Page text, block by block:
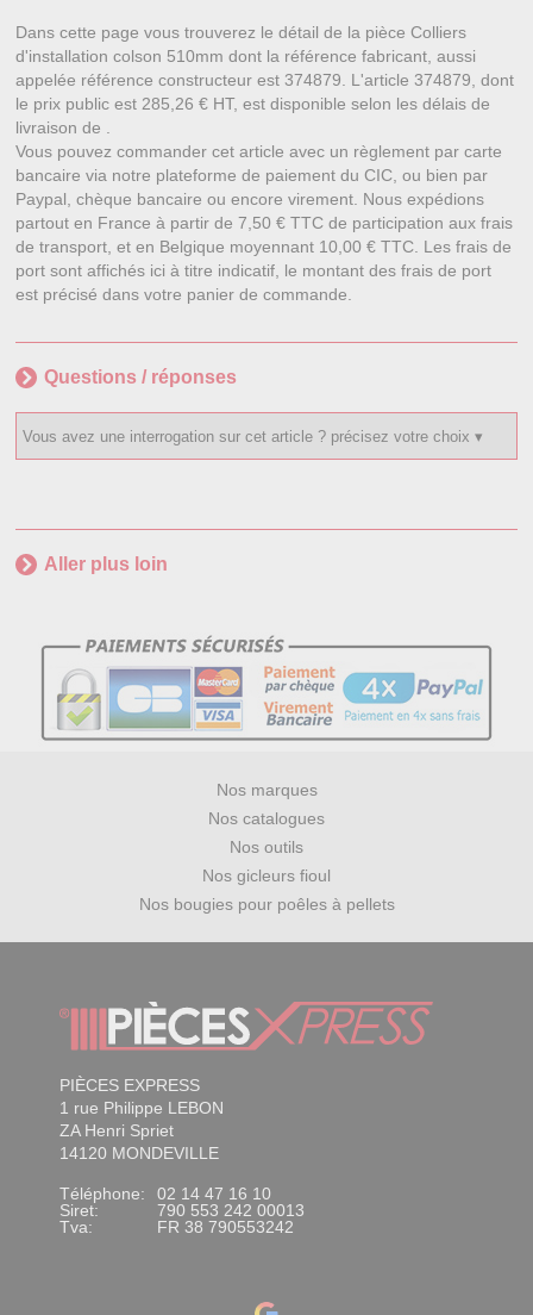
Dans cette page vous trouverez le détail de la pièce Colliers
d'installation colson 510mm dont la référence fabricant, aussi
appelée référence constructeur est 374879. L'article 374879, dont
le prix public est 285,26 € HT, est disponible selon les délais de
livraison de .
Vous pouvez commander cet article avec un règlement par carte
bancaire via notre plateforme de paiement du CIC, ou bien par
Paypal, chèque bancaire ou encore virement. Nous expédions
partout en France à partir de 7,50 € TTC de participation aux frais
de transport, et en Belgique moyennant 10,00 € TTC. Les frais de
port sont affichés ici à titre indicatif, le montant des frais de port
est précisé dans votre panier de commande.
Questions / réponses
Aller plus loin
Nos marques
Nos catalogues
Nos outils
Nos gicleurs fioul
Nos bougies pour poêles à pellets
PIÈCES EXPRESS
1 rue Philippe LEBON
ZA Henri Spriet
14120 MONDEVILLE
Téléphone:
02 14 47 16 10
Siret:
790 553 242 00013
Tva:
FR 38 790553242